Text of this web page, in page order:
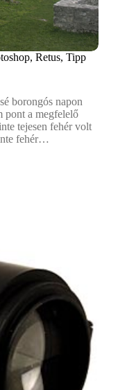
, Retus, Tipp
borongós napon
pont a megfelelő
tejesen fehér volt
fehér…